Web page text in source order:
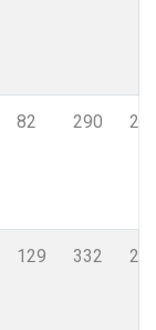
82 290
129 332